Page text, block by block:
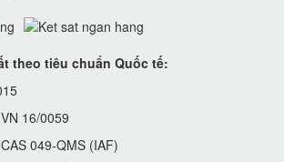
theo tiêu chuẩn Quốc tế:
16/0059
049-QMS (IAF)